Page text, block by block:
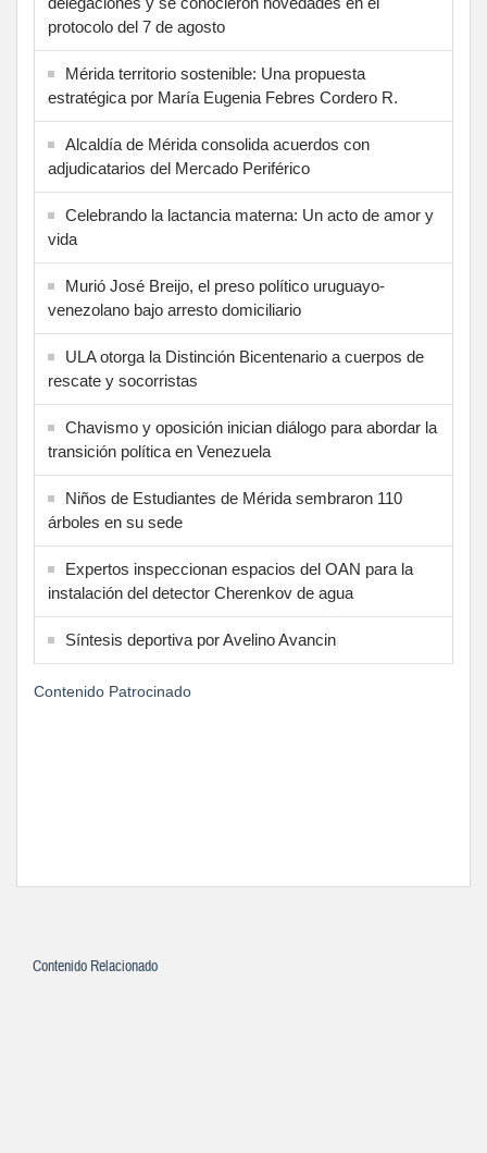
protocolo del 7 de agosto
Mérida territorio sostenible: Una propuesta
estratégica por María Eugenia Febres Cordero R.
Alcaldía de Mérida consolida acuerdos con
adjudicatarios del Mercado Periférico
Celebrando la lactancia materna: Un acto de amor y
vida
Murió José Breijo, el preso político uruguayo-
venezolano bajo arresto domiciliario
ULA otorga la Distinción Bicentenario a cuerpos de
rescate y socorristas
Chavismo y oposición inician diálogo para abordar la
transición política en Venezuela
Niños de Estudiantes de Mérida sembraron 110
árboles en su sede
Expertos inspeccionan espacios del OAN para la
instalación del detector Cherenkov de agua
Síntesis deportiva por Avelino Avancin
Contenido Patrocinado
Contenido Relacionado